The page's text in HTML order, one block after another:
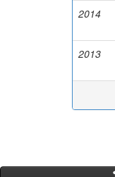
2014
2013